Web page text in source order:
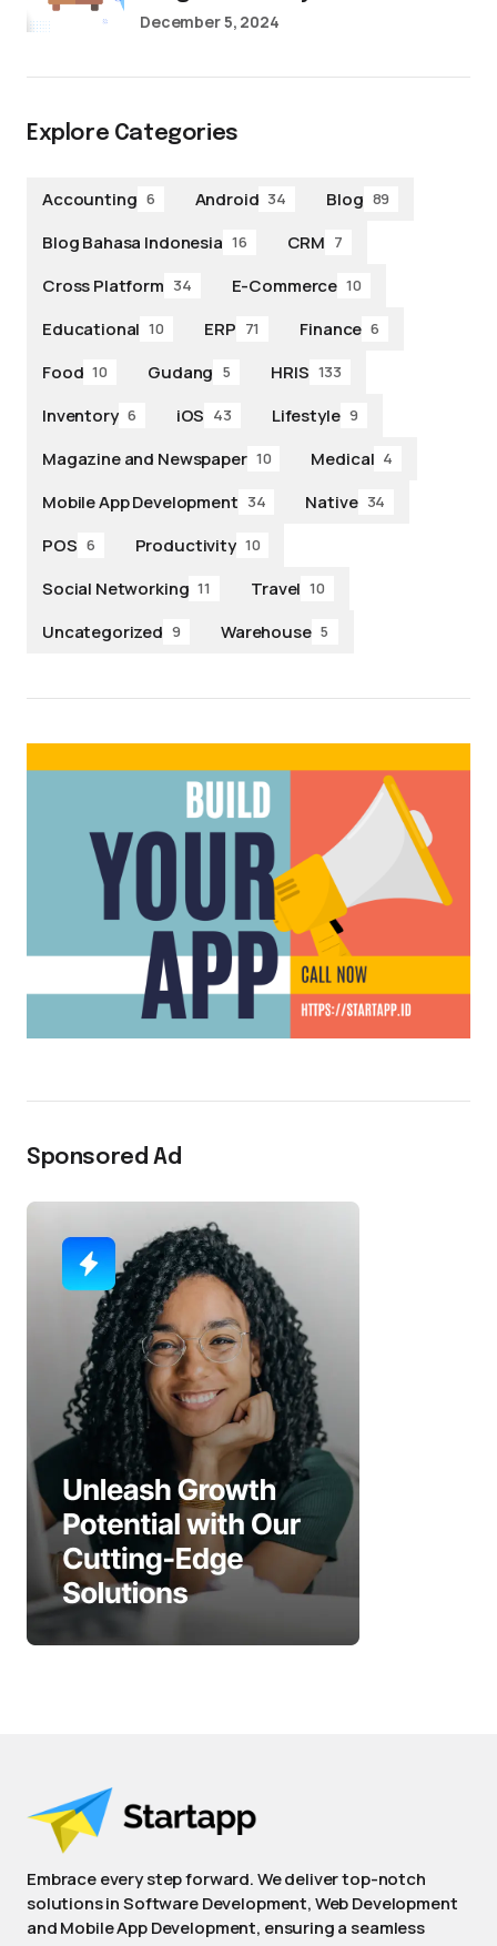
December 5, 2024
Explore Categories
Accounting 6 Android 34 Blog 89
Blog Bahasa Indonesia 16 CRM 7
Cross Platform 34 E-Commerce 10
Educational 10 ERP 71 Finance 6
Food 10 Gudang 5 HRIS 133
Inventory 6 iOS 43 Lifestyle 9
Magazine and Newspaper 10 Medical 4
Mobile App Development 34 Native 34
POS 6 Productivity 10
Social Networking 11 Travel 10
Uncategorized 9 Warehouse 5
Sponsored Ad
Embrace every step forward. We deliver top-notch
solutions in Software Development, Web Development
and Mobile App Development, ensuring a seamless